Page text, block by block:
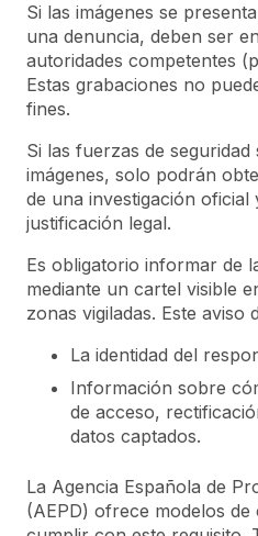
Si las imágenes se
una denuncia, deben ser
autoridades competentes
Estas grabaciones no
fines.
Si las fuerzas de
imágenes, solo podrán
de una investigación oficial
justificación legal.
Es obligatorio informar de
mediante un cartel visible
zonas vigiladas. Este aviso
La identidad del
Información sobre
de acceso,
datos captados.
La Agencia Española de
(AEPD) ofrece modelos